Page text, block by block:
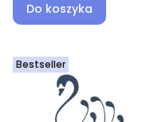
Do koszyka
Bestseller